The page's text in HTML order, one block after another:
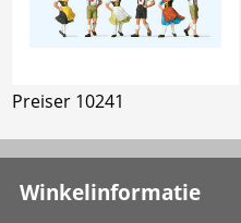
Preiser 10241
Winkelinformatie